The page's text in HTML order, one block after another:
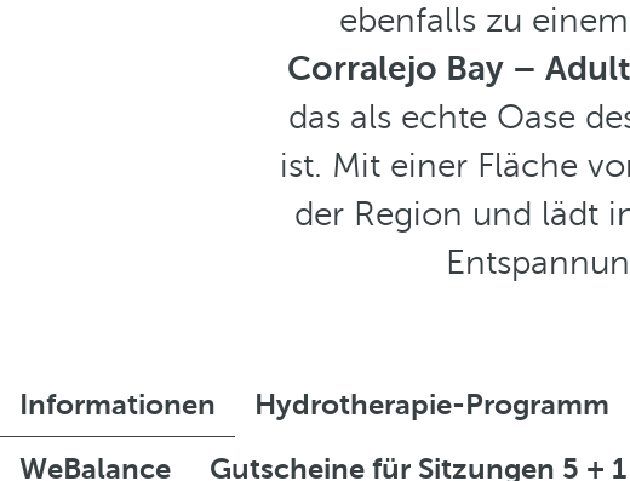
ebenfalls zu
Corralejo Bay –
das als echte Oase
ist. Mit einer Fläche
der Region und lädt
Informationen Hydrotherapie-Programm
WeBalance
Gutscheine für Sitzungen 5 + 1